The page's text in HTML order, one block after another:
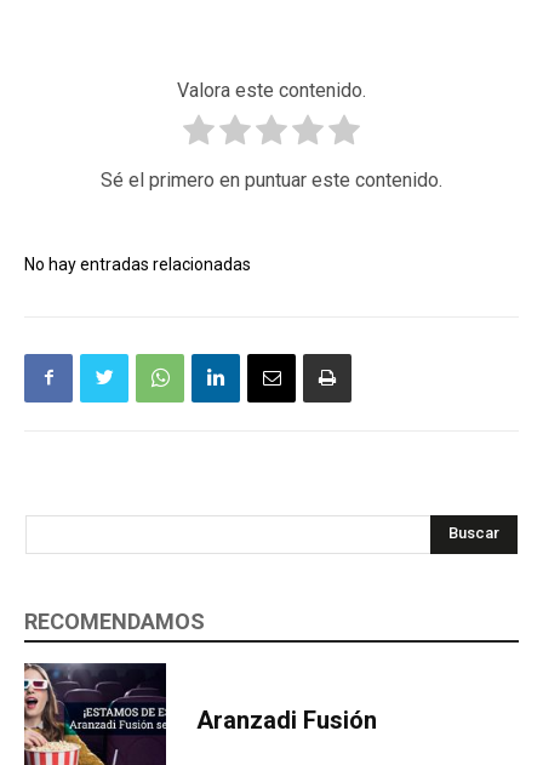
Valora este contenido.
Sé el primero en puntuar este contenido.
No hay entradas relacionadas
Buscar
RECOMENDAMOS
Aranzadi Fusión